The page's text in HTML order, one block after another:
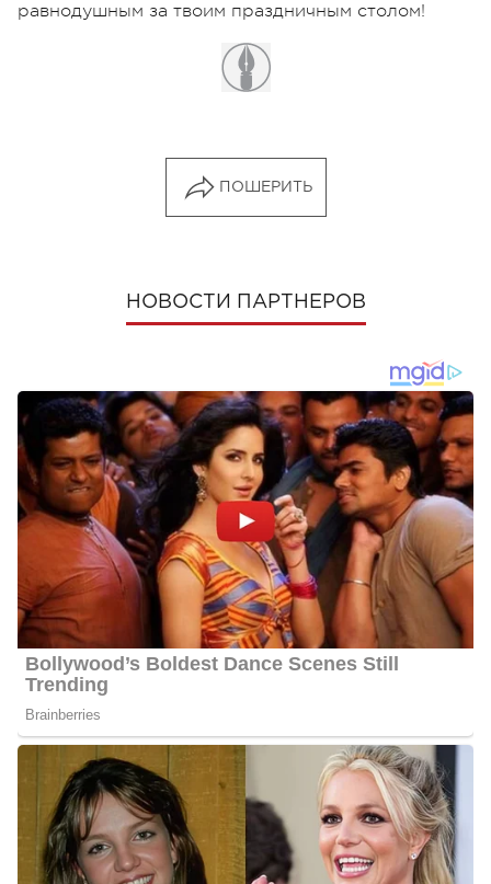
равнодушным за твоим праздничным столом!
ПОШЕРИТЬ
НОВОСТИ ПАРТНЕРОВ